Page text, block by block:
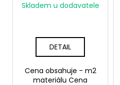
Skladem u dodavatele
DETAIL
Cena obsahuje - m2
materiálu Cena